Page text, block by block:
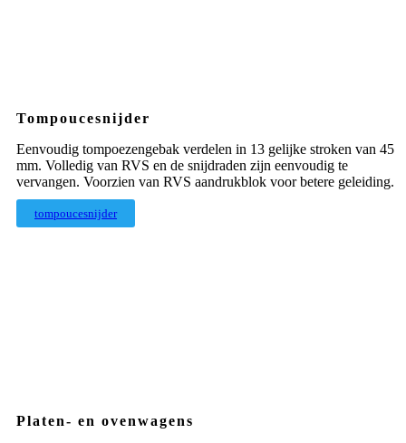
Tompoucesnijder
Eenvoudig tompoezengebak verdelen in 13 gelijke stroken van 45
mm. Volledig van RVS en de snijdraden zijn eenvoudig te
vervangen. Voorzien van RVS aandrukblok voor betere geleiding.
tompoucesnijder
Platen- en ovenwagens